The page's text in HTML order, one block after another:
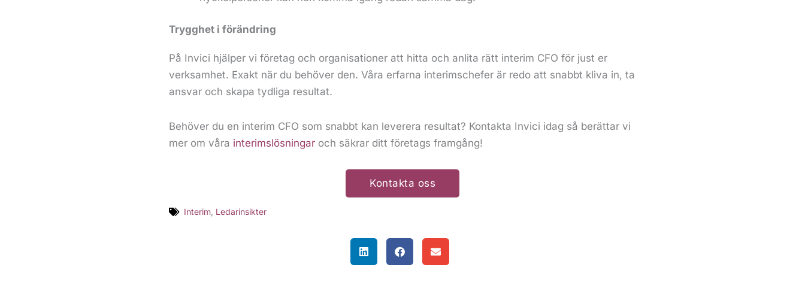
Trygghet i förändring
På Invici hjälper vi företag och organisationer att hitta och anlita rätt interim CFO för just er
verksamhet. Exakt när du behöver den. Våra erfarna interimschefer är redo att snabbt kliva in, ta
ansvar och skapa tydliga resultat.
Behöver du en interim CFO som snabbt kan leverera resultat? Kontakta Invici idag så berättar vi
mer om våra interimslösningar och säkrar ditt företags framgång!
Kontakta oss
Interim Ledarinsikter